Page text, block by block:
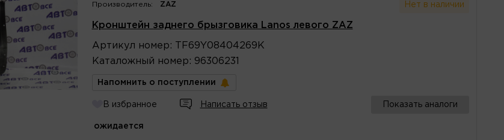
Производитель: ZAZ Нет в наличии
Кронштейн заднего брызговика Lanos левого ZAZ
Артикул номер :
TF69Y08404269K
Каталожный номер : 96306231
Напомнить о поступлении
В избранное Написать отзыв Показать аналоги
ожидается